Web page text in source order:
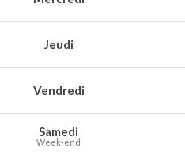
Jeudi
Vendredi
Samedi
Week-end